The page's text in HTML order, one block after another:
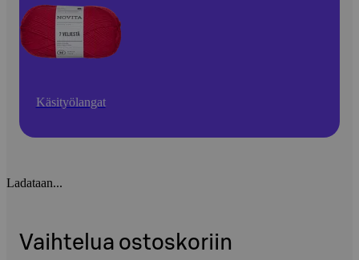
Käsityölangat
Ladataan...
Vaihtelua ostoskoriin